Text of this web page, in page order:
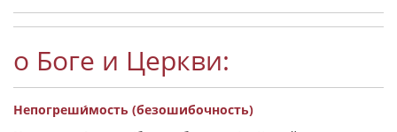
о Боге и Церкви:
Непогреши́мость (безошибочность)